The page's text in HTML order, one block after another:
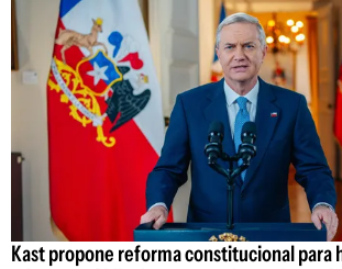
Kast propone reforma constitucional para